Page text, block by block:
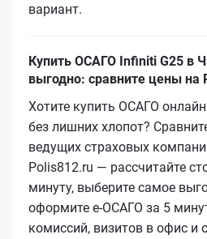
вариант.
Купить ОСАГО Infiniti G25 в
выгодно: сравните цены на
Хотите купить ОСАГО
без лишних хлопот?
ведущих страховых
Polis812.ru — рассчитайте
минуту, выберите самое
оформите е‑ОСАГО за 5
комиссий, визитов в офис и